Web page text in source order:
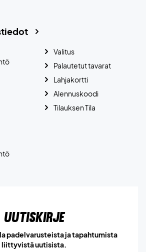
Valitus
Palautetut tavarat
Lahjakortti
Alennuskoodi
Tilauksen Tila
Uutiskirje
padelvarusteista ja tapahtumista
liittyvistä uutisista.